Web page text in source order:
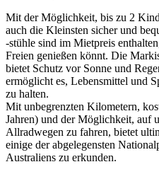
Mit der Möglichkeit, bis zu 2
auch die Kleinsten sicher und
-stühle sind im Mietpreis
Freien genießen könnt. Die
bietet Schutz vor Sonne und
ermöglicht es, Lebensmittel und
zu halten.
Mit unbegrenzten Kilometern,
Jahren) und der Möglichkeit, auf
Allradwegen zu fahren, bietet
einige der abgelegensten
Australiens zu erkunden.